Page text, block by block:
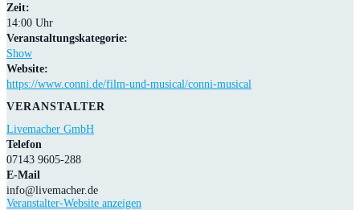
Zeit:
14:00 Uhr
Veranstaltungskategorie:
Show
Website:
https://www.conni.de/film-und-musical/conni-musical
VERANSTALTER
Livemacher GmbH
Telefon
07143 9605-288
E-Mail
info@livemacher.de
Veranstalter-Website anzeigen